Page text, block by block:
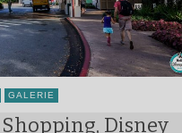
GALERIE
Disney